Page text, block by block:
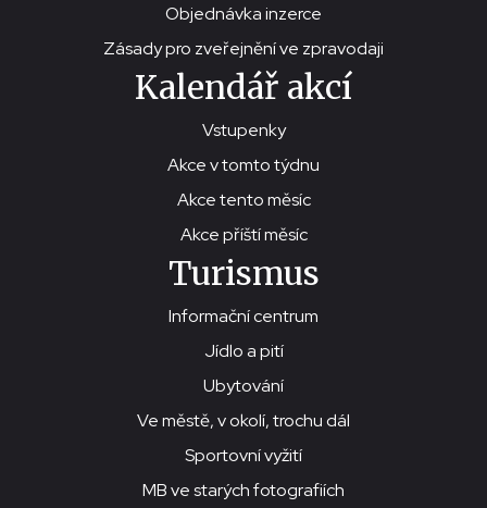
Objednávka inzerce
Zásady pro zveřejnění ve zpravodaji
Kalendář akcí
Vstupenky
Akce v tomto týdnu
Akce tento měsíc
Akce příští měsíc
Turismus
Informační centrum
Jídlo a pití
Ubytování
Ve městě, v okolí, trochu dál
Sportovní vyžití
MB ve starých fotografiích